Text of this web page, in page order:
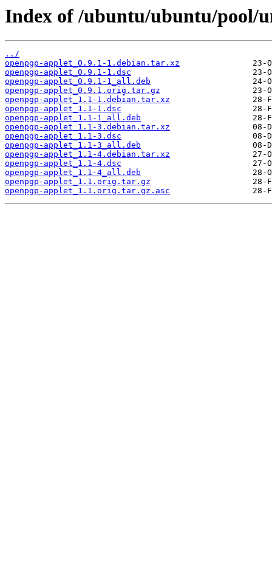
Index of /ubuntu/ubuntu/pool/
../
openpgp-applet_0.9.1-1.debian.tar.xz
openpgp-applet_0.9.1-1.dsc
openpgp-applet_0.9.1-1_all.deb
openpgp-applet_0.9.1.orig.tar.gz
openpgp-applet_1.1-1.debian.tar.xz
openpgp-applet_1.1-1.dsc
openpgp-applet_1.1-1_all.deb
openpgp-applet_1.1-3.debian.tar.xz
openpgp-applet_1.1-3.dsc
openpgp-applet_1.1-3_all.deb
openpgp-applet_1.1-4.debian.tar.xz
openpgp-applet_1.1-4.dsc
openpgp-applet_1.1-4_all.deb
openpgp-applet_1.1.orig.tar.gz
openpgp-applet_1.1.orig.tar.gz.asc